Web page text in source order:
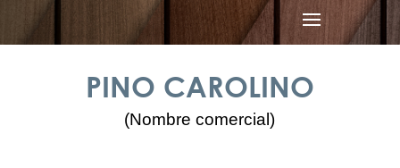
PINO CAROLINO
(Nombre comercial)